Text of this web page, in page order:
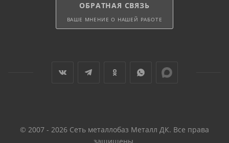
ОБРАТНАЯ СВЯЗЬ
ВАШЕ МНЕНИЕ О НАШЕЙ РАБОТЕ
© 2007 - 2026 Сеть металлобаз Металл ДК. Все права